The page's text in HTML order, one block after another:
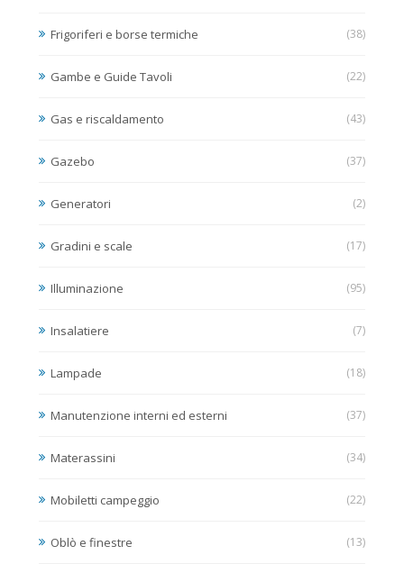
Frigoriferi e borse termiche (38)
Gambe e Guide Tavoli (22)
Gas e riscaldamento (43)
Gazebo (37)
Generatori (2)
Gradini e scale (17)
Illuminazione (95)
Insalatiere (7)
Lampade (18)
Manutenzione interni ed esterni (37)
Materassini (34)
Mobiletti campeggio (22)
Oblò e finestre (13)